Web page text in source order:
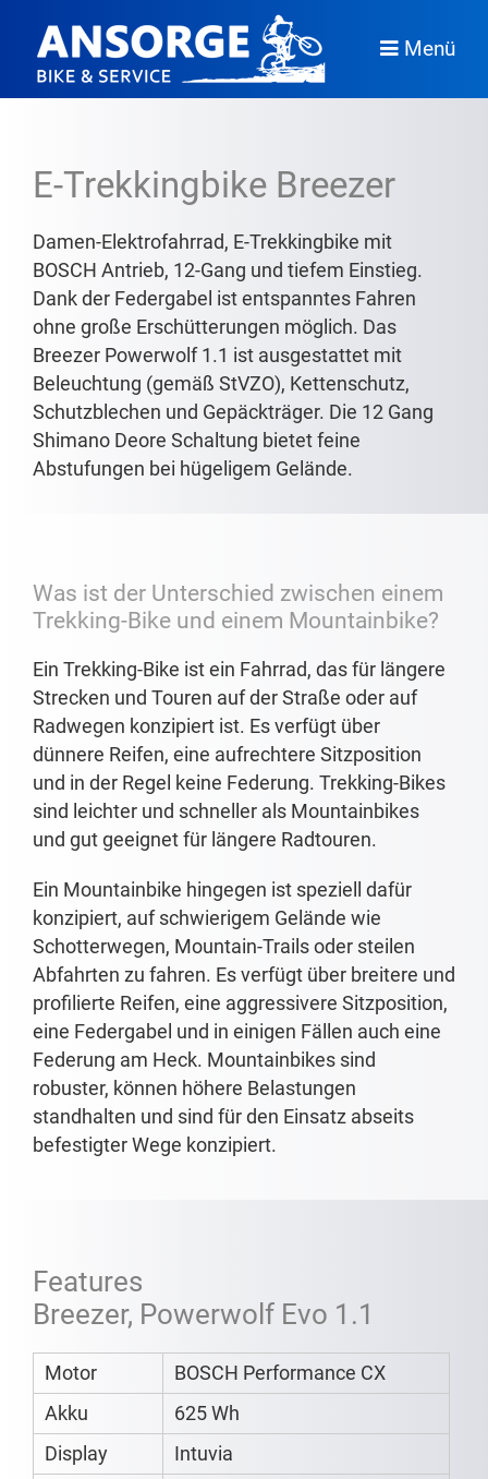
Menü
E-Trekkingbike Breezer
Damen-Elektrofahrrad, E-Trekkingbike mit
BOSCH Antrieb, 12-Gang und tiefem Einstieg.
Dank der Federgabel ist entspanntes Fahren
ohne große Erschütterungen möglich. Das
Breezer Powerwolf 1.1 ist ausgestattet mit
Beleuchtung (gemäß StVZO), Kettenschutz,
Schutzblechen und Gepäckträger. Die 12 Gang
Shimano Deore Schaltung bietet feine
Abstufungen bei hügeligem Gelände.
Was ist der Unterschied zwischen einem
Trekking-Bike und einem Mountainbike?
Ein Trekking-Bike ist ein Fahrrad, das für längere
Strecken und Touren auf der Straße oder auf
Radwegen konzipiert ist. Es verfügt über
dünnere Reifen, eine aufrechtere Sitzposition
und in der Regel keine Federung. Trekking-Bikes
sind leichter und schneller als Mountainbikes
und gut geeignet für längere Radtouren.
Ein Mountainbike hingegen ist speziell dafür
konzipiert, auf schwierigem Gelände wie
Schotterwegen, Mountain-Trails oder steilen
Abfahrten zu fahren. Es verfügt über breitere und
profilierte Reifen, eine aggressivere Sitzposition,
eine Federgabel und in einigen Fällen auch eine
Federung am Heck. Mountainbikes sind
robuster, können höhere Belastungen
standhalten und sind für den Einsatz abseits
befestigter Wege konzipiert.
Features
Breezer, Powerwolf Evo 1.1
Motor
BOSCH Performance CX
Akku
625 Wh
Display
Intuvia